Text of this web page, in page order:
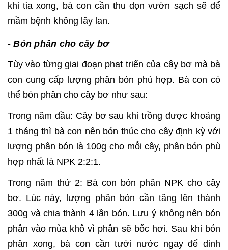
khi tỉa xong, bà con cần thu dọn vườn sạch sẽ để
mầm bệnh không lây lan.
- Bón phân cho cây bơ
Tùy vào từng giai đoạn phat triển của cây bơ mà bà
con cung cấp lượng phân bón phù hợp. Bà con có
thể bón phân cho cây bơ như sau:
Trong năm đầu: Cây bơ sau khi trồng được khoảng
1 tháng thì bà con nên bón thúc cho cây định kỳ với
lượng phân bón là 100g cho mỗi cây, phân bón phù
hợp nhất là NPK 2:2:1.
Trong năm thứ 2: Bà con bón phân NPK cho cây
bơ. Lúc này, lượng phân bón cần tăng lên thành
300g và chia thành 4 lần bón. Lưu ý không nên bón
phân vào mùa khô vì phân sẽ bốc hơi. Sau khi bón
phân xong, bà con cần tưới nước ngay để dinh